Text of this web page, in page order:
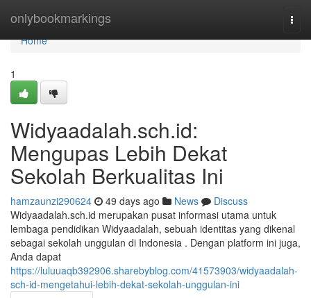
onlybookmarkings
Home
Home
1
Widyaadalah.sch.id:
Mengupas Lebih Dekat
Sekolah Berkualitas Ini
hamzaunzi290624 49 days ago News
Discuss
Widyaadalah.sch.id merupakan pusat informasi utama untuk
lembaga pendidikan Widyaadalah, sebuah identitas yang dikenal
sebagai sekolah unggulan di Indonesia . Dengan platform ini juga,
Anda dapat
https://luluuaqb392906.sharebyblog.com/41573903/widyaadalah-
sch-id-mengetahui-lebih-dekat-sekolah-unggulan-ini